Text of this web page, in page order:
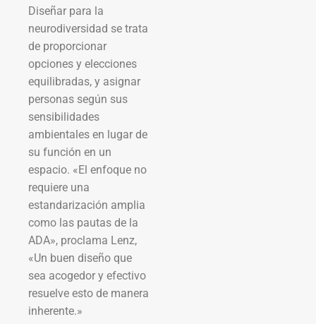
Diseñar para la
neurodiversidad se trata
de proporcionar
opciones y elecciones
equilibradas, y asignar
personas según sus
sensibilidades
ambientales en lugar de
su función en un
espacio. «El enfoque no
requiere una
estandarización amplia
como las pautas de la
ADA», proclama Lenz,
«Un buen diseño que
sea acogedor y efectivo
resuelve esto de manera
inherente.»